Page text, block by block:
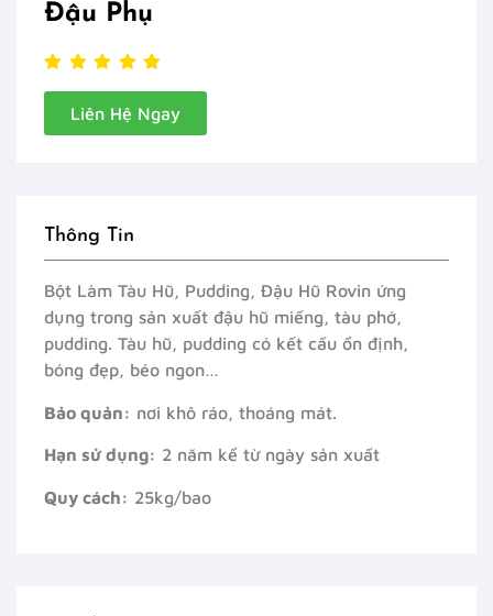
Đậu Phụ
Liên Hệ Ngay
Thông Tin
Bột Làm Tàu Hũ, Pudding, Đậu Hũ Rovin ứng
dụng trong sản xuất đậu hũ miếng, tàu phớ,
pudding. Tàu hũ, pudding có kết cấu ổn định,
bóng đẹp, béo ngon…
Bảo quản: nơi khô ráo, thoáng mát.
Hạn sử dụng: 2 năm kể từ ngày sản xuất
Quy cách: 25kg/bao